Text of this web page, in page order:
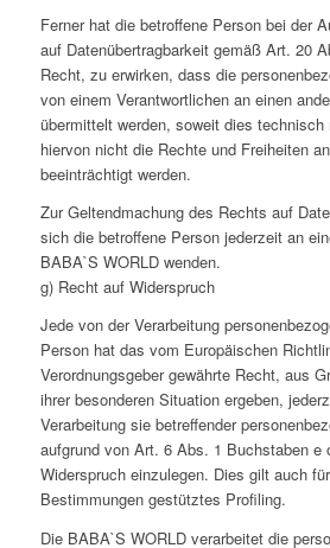
Ferner hat die betroffene Person bei der
auf Datenübertragbarkeit gemäß Art. 20
Recht, zu erwirken, dass die
von einem Verantwortlichen an einen
übermittelt werden, soweit dies
hiervon nicht die Rechte und Freiheiten
beeinträchtigt werden.
Zur Geltendmachung des Rechts auf
sich die betroffene Person jederzeit an
BABA`S WORLD wenden.
g) Recht auf Widerspruch
Jede von der Verarbeitung
Person hat das vom Europäischen
Verordnungsgeber gewährte Recht, aus
ihrer besonderen Situation ergeben,
Verarbeitung sie betreffender
aufgrund von Art. 6 Abs. 1 Buchstaben e
Widerspruch einzulegen. Dies gilt auch
Bestimmungen gestütztes Profiling.
Die BABA`S WORLD verarbeitet die